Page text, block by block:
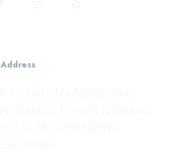
Address